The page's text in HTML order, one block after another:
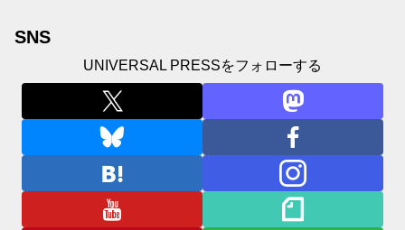
SNS
UNIVERSAL PRESSをフォローする